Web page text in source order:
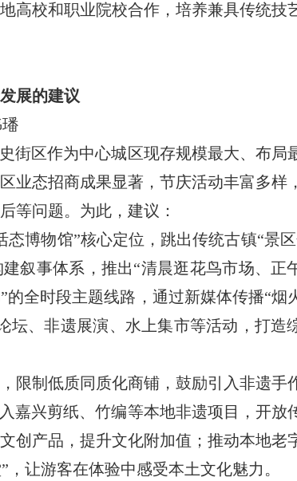
高校和职业院校合作，培养兼具传统技
展的建议
街区作为中心城区现存规模最大、布局
业态招商成果显著，节庆活动丰富多样
等问题。为此，建议：
态博物馆”核心定位，跳出传统古镇“景
叙事体系，推出“清晨逛花鸟市场、正
全时段主题线路，通过新媒体传播“烟
坛、非遗展演、水上集市等活动，打造
限制低质同质化商铺，鼓励引入非遗手
嘉兴剪纸、竹编等本地非遗项目，开放
创产品，提升文化附加值；推动本地老
让游客在体验中感受本土文化魅力。